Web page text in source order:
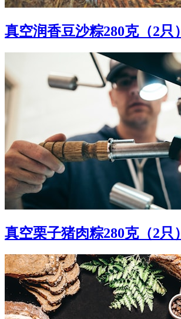
真空润香豆沙粽280克（2只）
真空栗子猪肉粽280克（2只）